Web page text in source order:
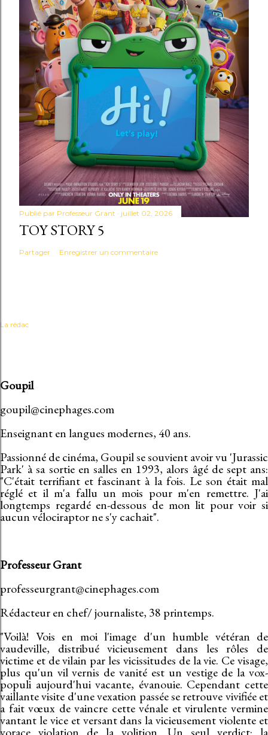
Publié par Professeur Grant juillet 02, 2026
TOY STORY 5
Partager Enregistrer un commentaire
La rédac
Goupil
goupil@cinephages.com
Enseignant en langues modernes, 40 ans.
Passionné de cinéma, Goupil se souvient avoir vu 'Jurassic
Park' à sa sortie en salles en 1993, alors âgé de sept ans:
"C'était terrifiant et fascinant à la fois. Le son était mal
réglé et il m'a fallu un mois pour m'en remettre. J'ai
longtemps regardé en-dessous de mon lit pour voir si
aucun vélociraptor ne s'y cachait".
Professeur Grant
professeurgrant@cinephages.com
Rédacteur en chef/ journaliste, 38 printemps.
"Voilà! Vois en moi l'image d'un humble vétéran de
vaudeville, distribué vicieusement dans les rôles de
victime et de vilain par les vicissitudes de la vie. Ce visage,
plus qu'un vil vernis de vanité est un vestige de la vox-
populi aujourd'hui vacante, évanouie. Cependant cette
vaillante visite d'une vexation passée se retrouve vivifiée et
a fait vœux de vaincre cette vénale et virulente vermine
vantant le vice et versant dans la vicieusement violente et
vorace violation de la volition. Un seul verdict: la